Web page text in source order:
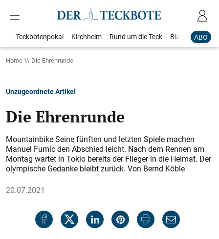
ABO
Teckbotenpokal Kirchheim Rund um die Teck Blaulicht
Home Die Ehrenrunde
Unzugeordnete Artikel
Die Ehrenrunde
Mountainbike Seine fünften und letzten Spiele machen
Manuel Fumic den Abschied leicht. Nach dem Rennen am
Montag wartet in Tokio bereits der Flieger in die Heimat. Der
olympische Gedanke bleibt zurück. Von Bernd Köble
20.07.2021